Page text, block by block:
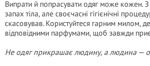
Випрати й попрасувати одяг може кожен.
запах тіла, але своєчасні гігієнічні
скасовував. Користуйтеся гарним милом,
відповідними парфумами, щоб завжди
Не одяг прикрашає людину, а людина —